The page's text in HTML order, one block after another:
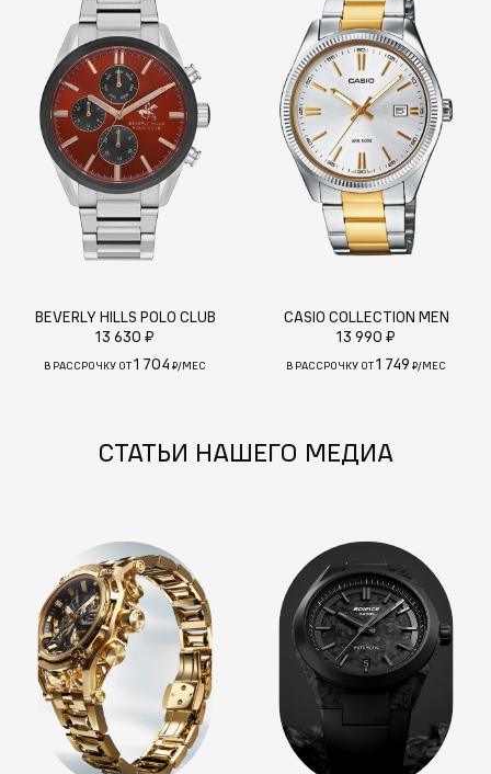
BEVERLY HILLS POLO CLUB
13 630 ₽
В РАССРОЧКУ ОТ1 704 ₽/МЕС
CASIO COLLECTION MEN
13 990 ₽
В РАССРОЧКУ ОТ1 749 ₽/МЕС
СТАТЬИ НАШЕГО МЕДИА